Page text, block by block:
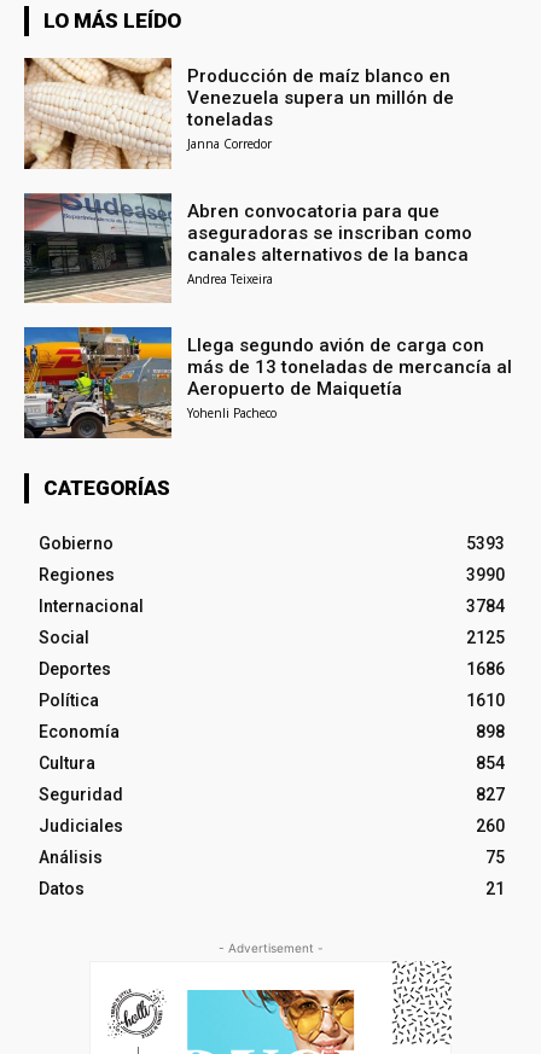
LO MÁS LEÍDO
Producción de maíz blanco en
Venezuela supera un millón de
toneladas
Janna Corredor
Abren convocatoria para que
aseguradoras se inscriban como
canales alternativos de la banca
Andrea Teixeira
Llega segundo avión de carga con
más de 13 toneladas de mercancía al
Aeropuerto de Maiquetía
Yohenli Pacheco
CATEGORÍAS
Gobierno
5393
Regiones
3990
Internacional
3784
Social
2125
Deportes
1686
Política
1610
Economía
898
Cultura
854
Seguridad
827
Judiciales
260
Análisis
75
Datos
21
- Advertisement -